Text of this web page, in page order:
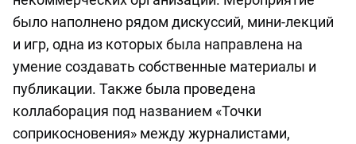
было наполнено рядом дискуссий, мини-лекций
и игр, одна из которых была направлена на
умение создавать собственные материалы и
публикации. Также была проведена
коллаборация под названием «Точки
соприкосновения» между журналистами,